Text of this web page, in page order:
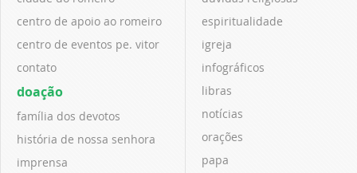
centro de apoio ao romeiro
centro de eventos pe. vitor
contato
doação
família dos devotos
história de nossa senhora
imprensa
espiritualidade
igreja
infográficos
libras
notícias
orações
papa